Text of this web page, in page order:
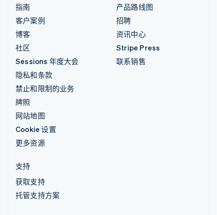
指南
客户案例
博客
社区
Sessions 年度大会
隐私和条款
禁止和限制的业务
牌照
网站地图
Cookie 设置
更多资源
产品路线图
招聘
资讯中心
Stripe Press
联系销售
支持
获取支持
托管支持方案